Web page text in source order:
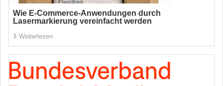
Wie E-Commerce-Anwendungen durch
Lasermarkierung vereinfacht werden
Weiterlesen